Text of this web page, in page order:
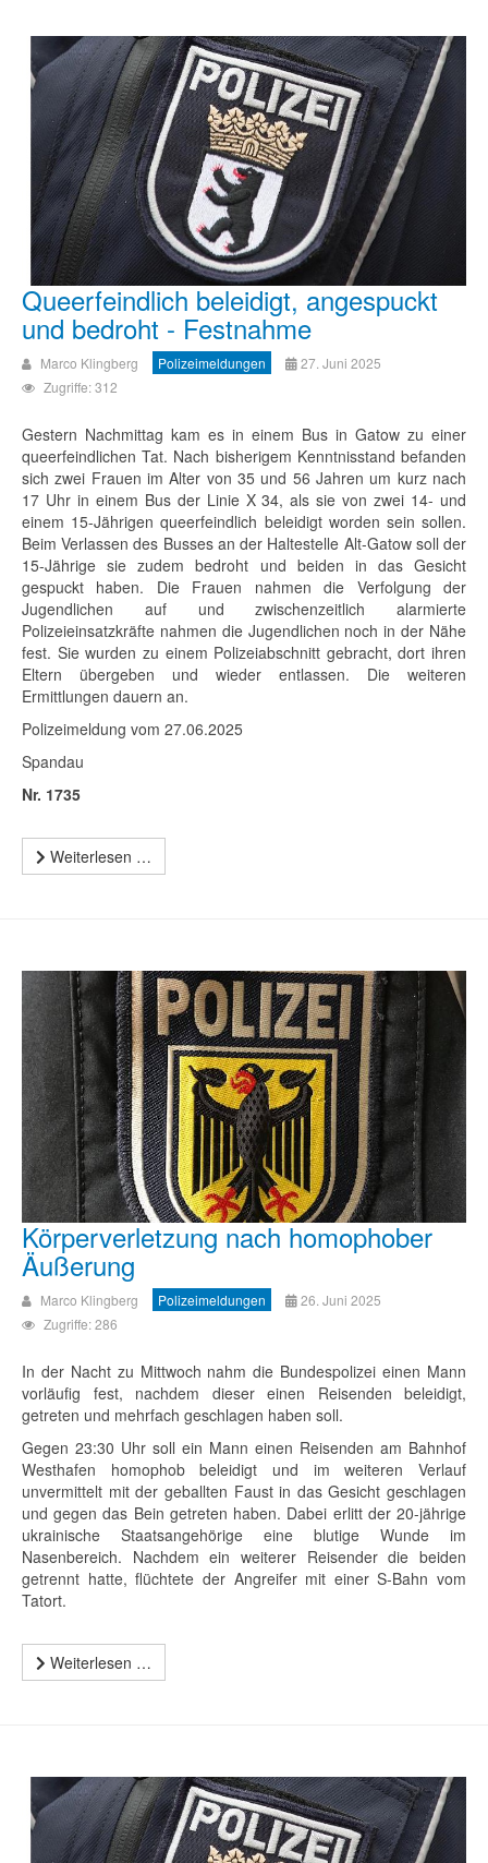
Queerfeindlich beleidigt, angespuckt
und bedroht - Festnahme
Marco Klingberg Polizeimeldungen
27. Juni 2025
Zugriffe: 312
Gestern Nachmittag kam es in einem Bus in Gatow zu einer
queerfeindlichen Tat. Nach bisherigem Kenntnisstand befanden
sich zwei Frauen im Alter von 35 und 56 Jahren um kurz nach
17 Uhr in einem Bus der Linie X 34, als sie von zwei 14- und
einem 15-Jährigen queerfeindlich beleidigt worden sein sollen.
Beim Verlassen des Busses an der Haltestelle Alt-Gatow soll der
15-Jährige sie zudem bedroht und beiden in das Gesicht
gespuckt haben. Die Frauen nahmen die Verfolgung der
Jugendlichen auf und zwischenzeitlich alarmierte
Polizeieinsatzkräfte nahmen die Jugendlichen noch in der Nähe
fest. Sie wurden zu einem Polizeiabschnitt gebracht, dort ihren
Eltern übergeben und wieder entlassen. Die weiteren
Ermittlungen dauern an.
Polizeimeldung vom 27.06.2025
Spandau
Nr. 1735
Weiterlesen …
Körperverletzung nach homophober
Äußerung
Marco Klingberg Polizeimeldungen
26. Juni 2025
Zugriffe: 286
In der Nacht zu Mittwoch nahm die Bundespolizei einen Mann
vorläufig fest, nachdem dieser einen Reisenden beleidigt,
getreten und mehrfach geschlagen haben soll.
Gegen 23:30 Uhr soll ein Mann einen Reisenden am Bahnhof
Westhafen homophob beleidigt und im weiteren Verlauf
unvermittelt mit der geballten Faust in das Gesicht geschlagen
und gegen das Bein getreten haben. Dabei erlitt der 20-jährige
ukrainische Staatsangehörige eine blutige Wunde im
Nasenbereich. Nachdem ein weiterer Reisender die beiden
getrennt hatte, flüchtete der Angreifer mit einer S-Bahn vom
Tatort.
Weiterlesen …